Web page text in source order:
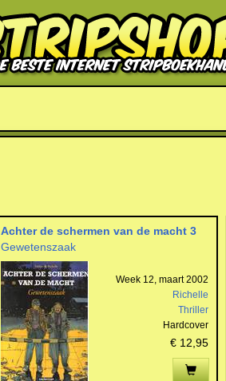
Achter de schermen van de macht 3
Gewetenszaak
Week 12, maart 2002
Richelle
Thriller
Hardcover
€ 12,95